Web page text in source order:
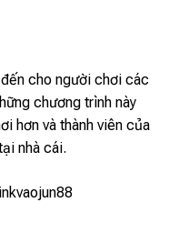
cho người chơi các
chương trình này
hơn và thành viên của
nhà cái.